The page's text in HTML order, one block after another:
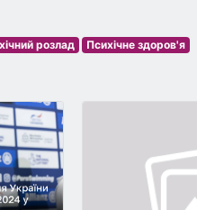
розлад Психічне здоров'я